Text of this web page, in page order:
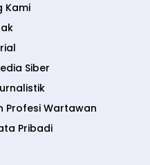
Kami
Siber
Profesi Wartawan
Pribadi